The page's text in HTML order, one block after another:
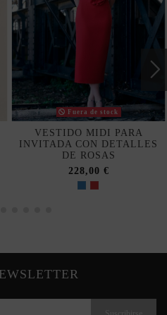
Fuera de stock
VESTIDO MIDI PARA
INVITADA CON DETALLES
DE ROSAS
228,00 €